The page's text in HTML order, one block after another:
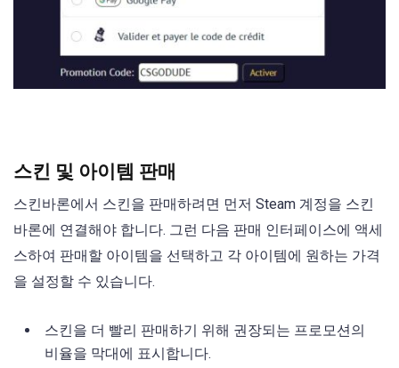
스킨 및 아이템 판매
스킨바론에서 스킨을 판매하려면 먼저 Steam 계정을 스킨
바론에 연결해야 합니다. 그런 다음 판매 인터페이스에 액세
스하여 판매할 아이템을 선택하고 각 아이템에 원하는 가격
을 설정할 수 있습니다.
스킨을 더 빨리 판매하기 위해 권장되는 프로모션의
비율을 막대에 표시합니다.